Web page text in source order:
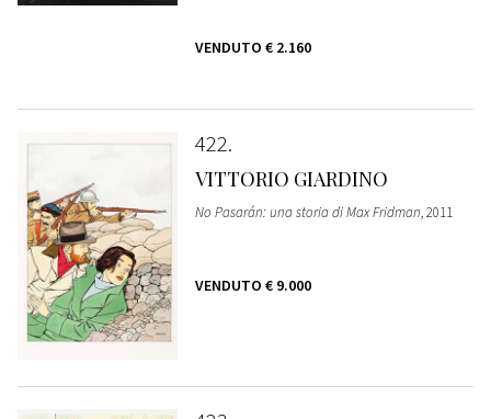
VENDUTO € 2.160
422
VITTORIO GIARDINO
No Pasarán: una storia di Max Fridman, 2011
VENDUTO € 9.000